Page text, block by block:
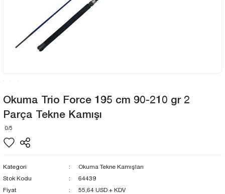
Okuma Trio Force 195 cm 90-210 gr 2
Parça Tekne Kamışı
0/5
Kategori
Okuma Tekne Kamışları
Stok Kodu
64439
Fiyat
55,64 USD + KDV